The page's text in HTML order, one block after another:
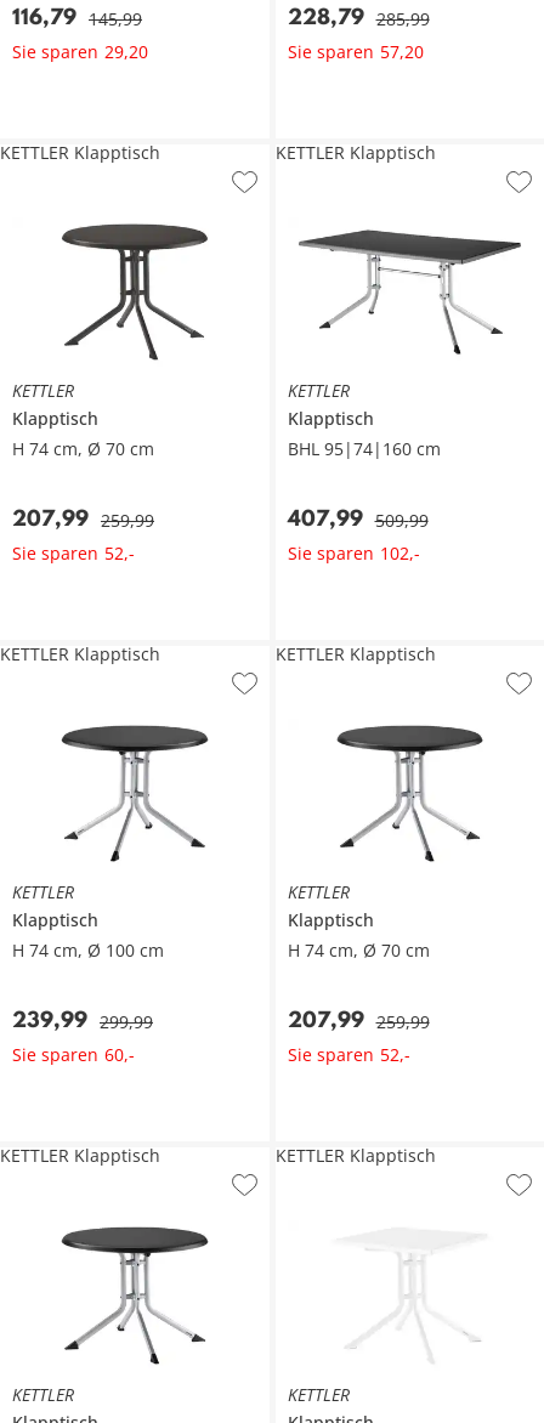
116,79 145,99
Sie sparen 29,20
228,79 285,99
Sie sparen 57,20
KETTLER
Klapptisch
H 74 cm, Ø 70 cm
207,99 259,99
Sie sparen 52,-
KETTLER Klapptisch
KETTLER
Klapptisch
BHL 95|74|160 cm
407,99 509,99
Sie sparen 102,-
KETTLER Klapptisch
KETTLER
Klapptisch
H 74 cm, Ø 100 cm
239,99 299,99
Sie sparen 60,-
KETTLER Klapptisch
KETTLER
Klapptisch
H 74 cm, Ø 70 cm
207,99 259,99
Sie sparen 52,-
KETTLER Klapptisch
KETTLER
KETTLER Klapptisch
KETTLER
KETTLER Klapptisch